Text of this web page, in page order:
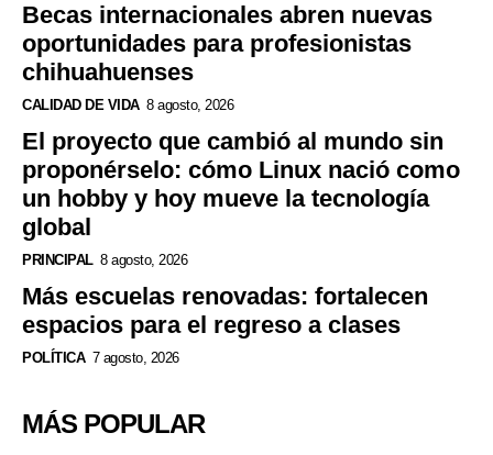
Becas internacionales abren nuevas
oportunidades para profesionistas
chihuahuenses
CALIDAD DE VIDA 8 agosto, 2026
El proyecto que cambió al mundo sin
proponérselo: cómo Linux nació como
un hobby y hoy mueve la tecnología
global
PRINCIPAL 8 agosto, 2026
Más escuelas renovadas: fortalecen
espacios para el regreso a clases
POLÍTICA 7 agosto, 2026
MÁS POPULAR